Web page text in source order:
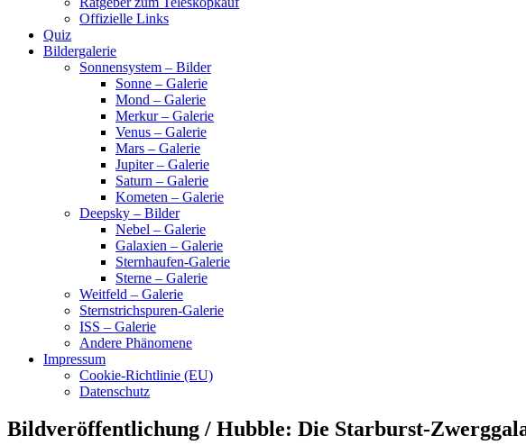
Offizielle Links
Quiz
Bildergalerie
Sonnensystem – Bilder
Sonne – Galerie
Mond – Galerie
Merkur – Galerie
Venus – Galerie
Mars – Galerie
Jupiter – Galerie
Saturn – Galerie
Kometen – Galerie
Deepsky – Bilder
Nebel – Galerie
Galaxien – Galerie
Sternhaufen-Galerie
Sterne – Galerie
Weitfeld – Galerie
Sternstrichspuren-Galerie
ISS – Galerie
Andere Phänomene
Impressum
Cookie-Richtlinie (EU)
Datenschutz
Bildveröffentlichung / Hubble: Die Starburst-